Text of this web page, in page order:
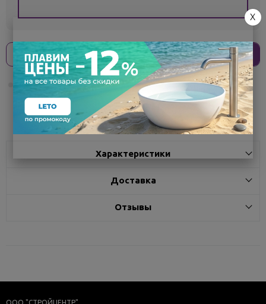
Оплати без переплат 1 637 ₽x 4 платежа
Поделиться
Характеристики
Доставка
Отзывы
ООО "СТРОЙЦЕНТР"
X